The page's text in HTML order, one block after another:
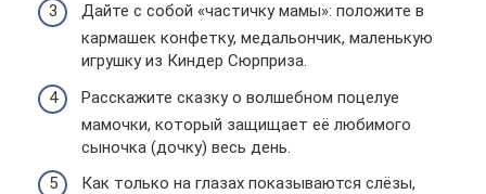
Дайте с собой «частичку мамы»: положите в
кармашек конфетку, медальончик, маленькую
игрушку из Киндер Сюрприза.
Расскажите сказку о волшебном поцелуе
мамочки, который защищает её любимого
сыночка (дочку) весь день.
Как только на глазах показываются слёзы,